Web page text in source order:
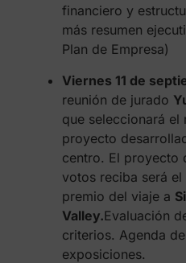
financiero y
más resumen
Plan de Empresa)
Viernes 11 de
reunión de jurado
que seleccionará el
proyecto
centro. El proyecto
votos reciba será el
premio del viaje a
Valley.Evaluación
criterios. Agenda de
exposiciones.